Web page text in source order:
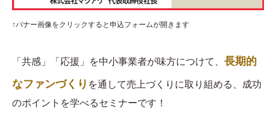
↑バナー画像をクリックすると申込フォームが開きます
「共感」「応援」を中小事業者が味方につけて、 長期的
なファンづくり を通して売上づくりに取り組める、成功
のポイントを学べるセミナーです！